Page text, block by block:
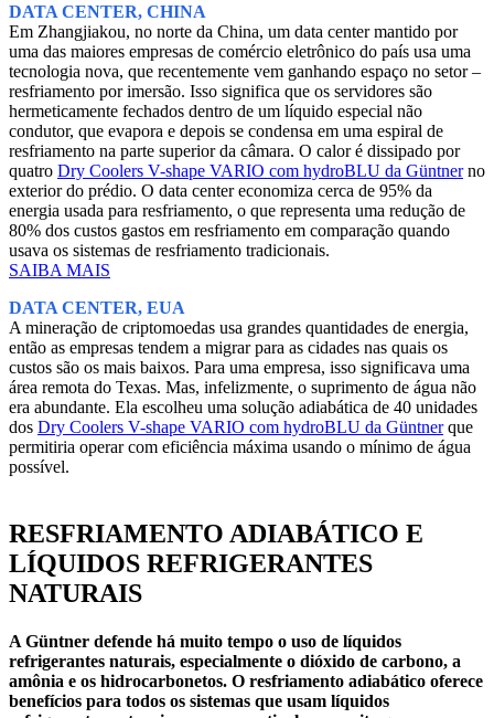
DATA CENTER, CHINA
Em Zhangjiakou, no norte da China, um data center mantido por
uma das maiores empresas de comércio eletrônico do país usa uma
tecnologia nova, que recentemente vem ganhando espaço no setor –
resfriamento por imersão. Isso significa que os servidores são
hermeticamente fechados dentro de um líquido especial não
condutor, que evapora e depois se condensa em uma espiral de
resfriamento na parte superior da câmara. O calor é dissipado por
quatro Dry Coolers V-shape VARIO com hydroBLU da Güntnerno
exterior do prédio. O data center economiza cerca de 95% da
energia usada para resfriamento, o que representa uma redução de
80% dos custos gastos em resfriamento em comparação quando
usava os sistemas de resfriamento tradicionais.
SAIBA MAIS
DATA CENTER, EUA
A mineração de criptomoedas usa grandes quantidades de energia,
então as empresas tendem a migrar para as cidades nas quais os
custos são os mais baixos. Para uma empresa, isso significava uma
área remota do Texas. Mas, infelizmente, o suprimento de água não
era abundante. Ela escolheu uma solução adiabática de 40 unidades
dos Dry Coolers V-shape VARIO com hydroBLU da Güntnerque
permitiria operar com eficiência máxima usando o mínimo de água
possível.
RESFRIAMENTO ADIABÁTICO E
LÍQUIDOS REFRIGERANTES
NATURAIS
A Güntner defende há muito tempo o uso de líquidos
refrigerantes naturais, especialmente o dióxido de carbono, a
amônia e os hidrocarbonetos. O resfriamento adiabático oferece
benefícios para todos os sistemas que usam líquidos